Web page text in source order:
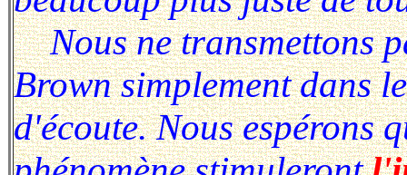
Nous ne transmettons
Brown simplement dans
d'écoute. Nous espérons